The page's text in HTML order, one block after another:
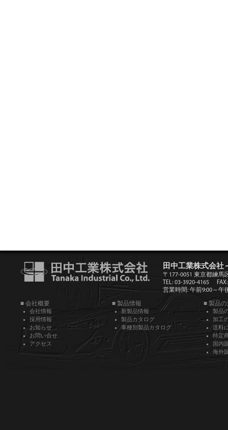
田中工業株式会社
〒177-0051 東京都練馬
TEL: 03-3920-4165
営業時間: 午前9:00～午
■ 会社概要
会社情報
採用情報
お知らせ
お問い合せ
アクセス
■ 製品情報
新製品情報
製品カタログ
車種別製品カタログ
■ 製品
製品
加工
送料
特定
国内
海外